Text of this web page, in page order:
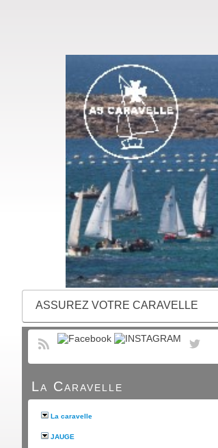
ASSUREZ VOTRE CARAVELLE
La Caravelle
La caravelle
JAUGE